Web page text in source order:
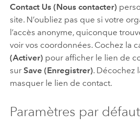
Contact Us (Nous contacter)
site. N’oubliez pas que si votre
l’accès anonyme, quiconque
voir vos coordonnées. Cochez la
(Activer) pour afficher le lien de
sur Save (Enregistrer). Décochez
masquer le lien de contact.
Paramètres par